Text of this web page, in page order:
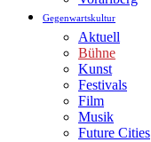
Gegenwartskultur
Aktuell
Bühne
Kunst
Festivals
Film
Musik
Future Cities